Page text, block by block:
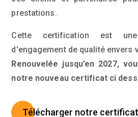
prestations.
Cette certification est
d'engagement de qualité envers
Renouvelée jusqu’en 2027,
notre nouveau certificat ci
Télécharger notre certificat